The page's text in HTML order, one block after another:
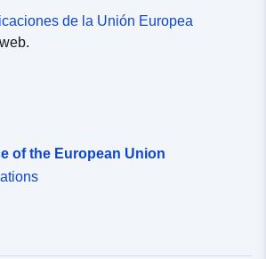
de la Unión Europea
of the European Union